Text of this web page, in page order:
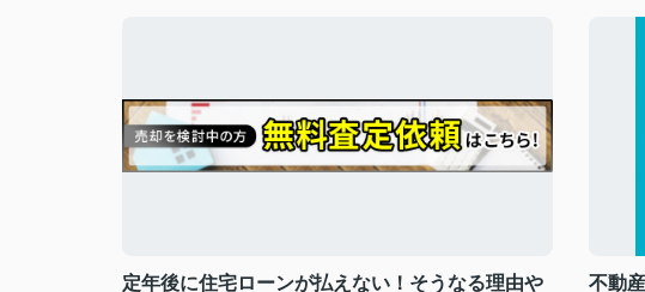
定年後に住宅ローンが払えない！そうなる理由や
不動